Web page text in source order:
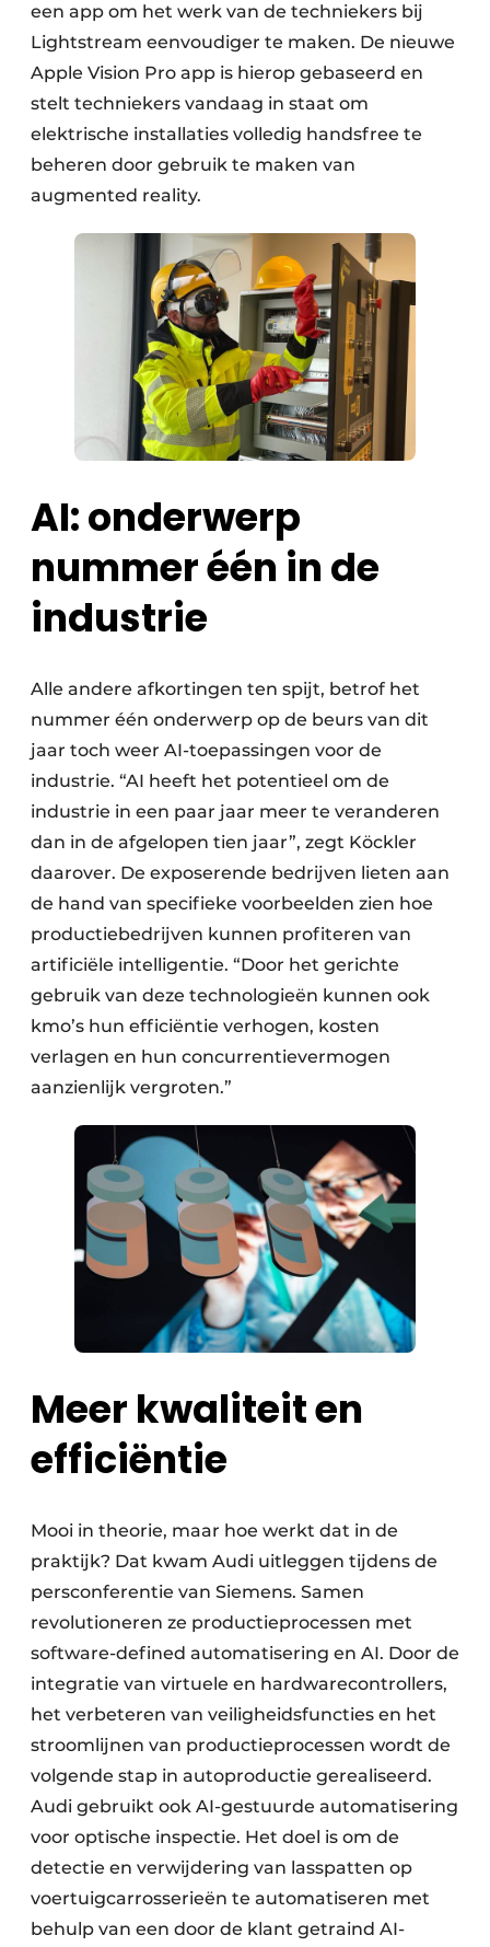
een app om het werk van de techniekers bij
Lightstream eenvoudiger te maken. De nieuwe
Apple Vision Pro app is hierop gebaseerd en
stelt techniekers vandaag in staat om
elektrische installaties volledig handsfree te
beheren door gebruik te maken van
augmented reality.
AI: onderwerp
nummer één in de
industrie
Alle andere afkortingen ten spijt, betrof het
nummer één onderwerp op de beurs van dit
jaar toch weer AI-toepassingen voor de
industrie. “AI heeft het potentieel om de
industrie in een paar jaar meer te veranderen
dan in de afgelopen tien jaar”, zegt Köckler
daarover. De exposerende bedrijven lieten aan
de hand van specifieke voorbeelden zien hoe
productiebedrijven kunnen profiteren van
artificiële intelligentie. “Door het gerichte
gebruik van deze technologieën kunnen ook
kmo’s hun efficiëntie verhogen, kosten
verlagen en hun concurrentievermogen
aanzienlijk vergroten.”
Meer kwaliteit en
efficiëntie
Mooi in theorie, maar hoe werkt dat in de
praktijk? Dat kwam Audi uitleggen tijdens de
persconferentie van Siemens. Samen
revolutioneren ze productieprocessen met
software-defined automatisering en AI. Door de
integratie van virtuele en hardwarecontrollers,
het verbeteren van veiligheidsfuncties en het
stroomlijnen van productieprocessen wordt de
volgende stap in autoproductie gerealiseerd.
Audi gebruikt ook AI-gestuurde automatisering
voor optische inspectie. Het doel is om de
detectie en verwijdering van lasspatten op
voertuigcarrosserieën te automatiseren met
behulp van een door de klant getraind AI-